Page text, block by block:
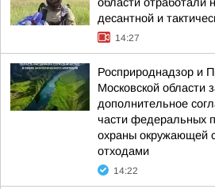
десантной и
14:27
Росприроднадзор и
Московской области
дополнительное
части федеральных
охраны окружающей
отходами
14:22